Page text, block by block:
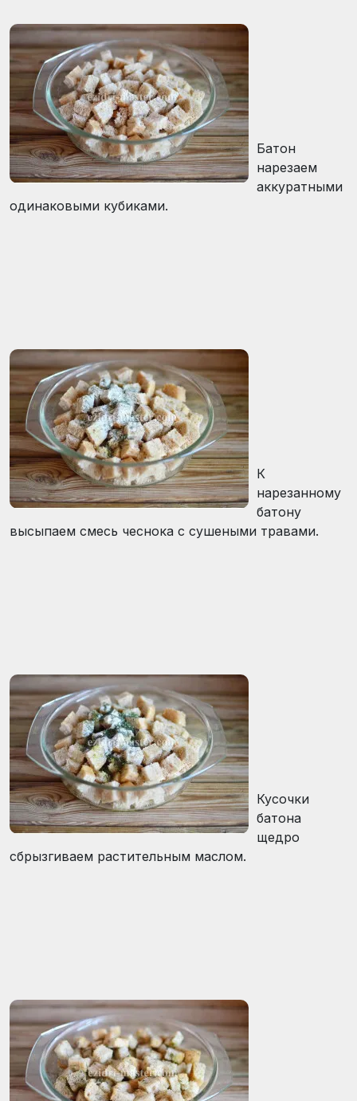
Батон
нарезаем
аккуратными
одинаковыми кубиками.
К
нарезанному
батону
высыпаем смесь чеснока с сушеными травами.
Кусочки
батона
щедро
сбрызгиваем растительным маслом.